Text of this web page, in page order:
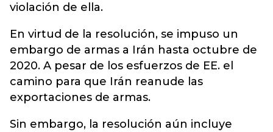
violación de ella.
En virtud de la resolución, se impuso un
embargo de armas a Irán hasta octubre de
2020. A pesar de los esfuerzos de EE. el
camino para que Irán reanude las
exportaciones de armas.
Sin embargo, la resolución aún incluye